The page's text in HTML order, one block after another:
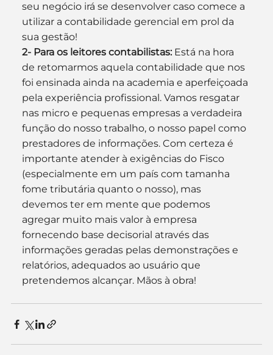
seu negócio irá se desenvolver caso comece a
utilizar a contabilidade gerencial em prol da
sua gestão!
2- Para os leitores contabilistas: Está na hora
de retomarmos aquela contabilidade que nos
foi ensinada ainda na academia e aperfeiçoada
pela experiência profissional. Vamos resgatar
nas micro e pequenas empresas a verdadeira
função do nosso trabalho, o nosso papel como
prestadores de informações. Com certeza é
importante atender à exigências do Fisco
(especialmente em um país com tamanha
fome tributária quanto o nosso), mas
devemos ter em mente que podemos
agregar muito mais valor à empresa
fornecendo base decisorial através das
informações geradas pelas demonstrações e
relatórios, adequados ao usuário que
pretendemos alcançar. Mãos à obra!